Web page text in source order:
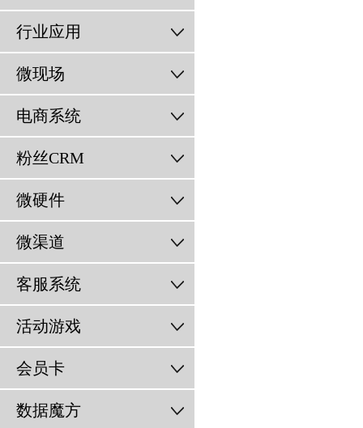
行业应用
微现场
电商系统
粉丝CRM
微硬件
微渠道
客服系统
活动游戏
会员卡
数据魔方